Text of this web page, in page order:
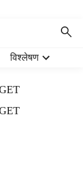
विश्लेषण